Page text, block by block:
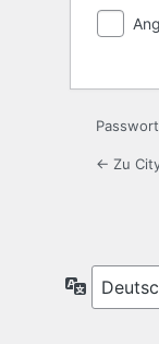
← Zu
Sprache